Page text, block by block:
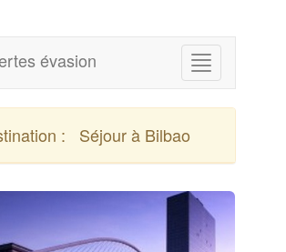
évasion
: Séjour à Bilbao